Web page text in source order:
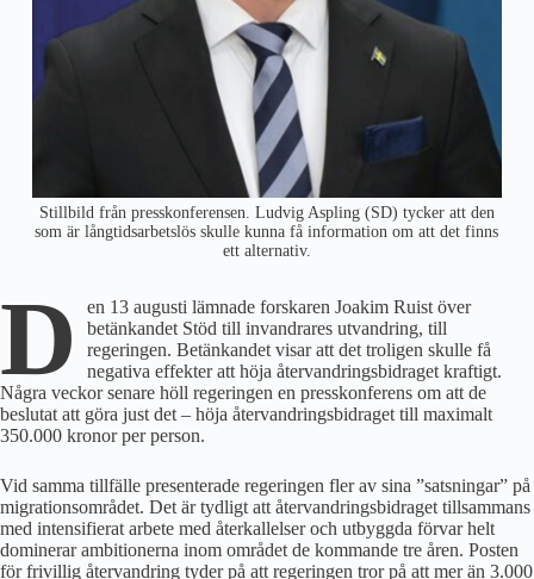
Stillbild från presskonferensen. Ludvig Aspling (SD) tycker att den
som är långtidsarbetslös skulle kunna få information om att det finns
ett alternativ.
D
en 13 augusti lämnade forskaren Joakim Ruist över
betänkandet Stöd till invandrares utvandring, till
regeringen. Betänkandet visar att det troligen skulle få
negativa effekter att höja återvandringsbidraget kraftigt.
Några veckor senare höll regeringen en presskonferens om att de
beslutat att göra just det – höja återvandringsbidraget till maximalt
350.000 kronor per person.
Vid samma tillfälle presenterade regeringen fler av sina ”satsningar” på
migration­sområdet. Det är tydligt att återvandringsbidraget tillsammans
med intensifierat arbete med återkallelser och utbyggda förvar helt
dominerar ambitionerna inom området de kommande tre åren. Posten
för frivillig återvandring tyder på att regeringen tror på att mer än 3.000